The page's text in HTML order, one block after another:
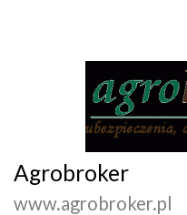
Agrobroker
www.agrobroker.pl